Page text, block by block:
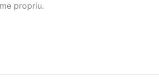
propriu.